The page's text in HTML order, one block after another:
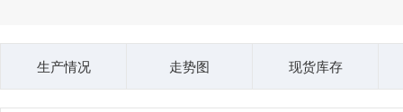
生产情况 走势图 现货库存